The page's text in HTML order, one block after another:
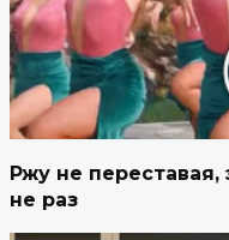
Ржу не
не раз